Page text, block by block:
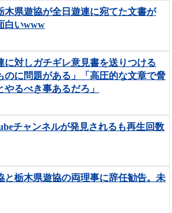
木県遊協が全日遊連に宛てた文書が
白いwww
に対しガチギレ意見書を送りつける
のに問題がある」「高圧的な文章で脅
るべき事あるだろ」
チャンネルが発見されるも再生回数
と栃木県遊協の両理事に辞任勧告。未